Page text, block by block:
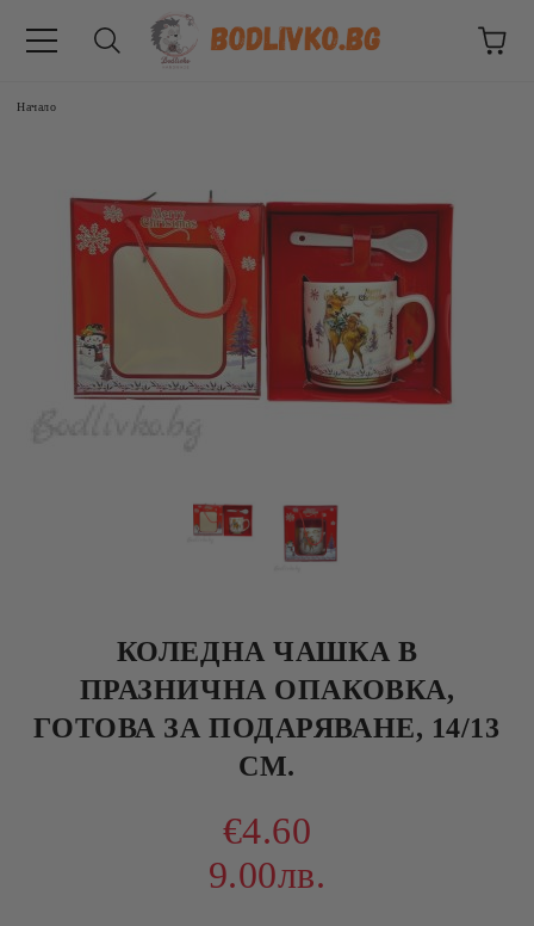
Начало
КОЛЕДНА ЧАШКА В
ПРАЗНИЧНА ОПАКОВКА,
ГОТОВА ЗА ПОДАРЯВАНЕ, 14/13
СМ.
€4.60
9.00лв.